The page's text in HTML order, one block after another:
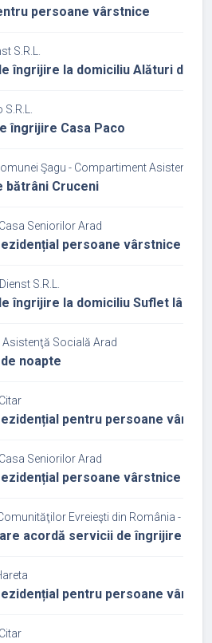
persoane vârstnice
S.R.L.
îngrijire la domiciliu Alături de
îngrijire Casa Paco
Şagu - Compartiment Asistenţă
bătrâni Cruceni
Seniorilor Arad
persoane vârstnice
S.R.L.
îngrijire la domiciliu Suflet lângă
Asistenţă Socială Arad
noapte
pentru persoane
Seniorilor Arad
persoane vârstnice
Evreieşti din România -
acordă servicii de îngrijire și
pentru persoane